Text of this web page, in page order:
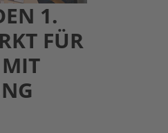
1.
FÜR